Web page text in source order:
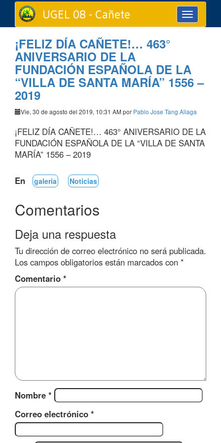
Toggle
navigation
UGEL 08 - Cañete
¡FELIZ DÍA CAÑETE!… 463°
ANIVERSARIO DE LA
FUNDACIÓN ESPAÑOLA DE LA
“VILLA DE SANTA MARÍA” 1556 –
2019
Vie, 30 de agosto del 2019, 10:31 AM por Pablo Jose Tang Aliaga
¡FELIZ DÍA CAÑETE!… 463° ANIVERSARIO DE LA
FUNDACIÓN ESPAÑOLA DE LA “VILLA DE SANTA
MARÍA” 1556 – 2019
En galeria Noticias
Comentarios
Deja una respuesta
Tu dirección de correo electrónico no será publicada.
Los campos obligatorios están marcados con *
Comentario *
Nombre *
Correo electrónico *